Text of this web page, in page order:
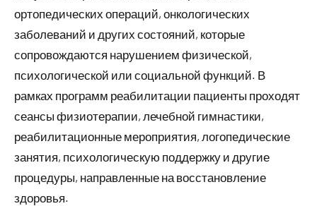
ортопедических операций, онкологических
заболеваний и других состояний, которые
сопровождаются нарушением физической,
психологической или социальной функций. В
рамках программ реабилитации пациенты проходят
сеансы физиотерапии, лечебной гимнастики,
реабилитационные мероприятия, логопедические
занятия, психологическую поддержку и другие
процедуры, направленные на восстановление
здоровья.